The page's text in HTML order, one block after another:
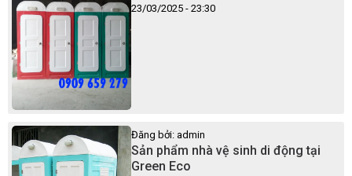
23/03/2025 - 23:30
Đăng bởi: admin
Sản phẩm nhà vệ sinh di động tại
Green Eco